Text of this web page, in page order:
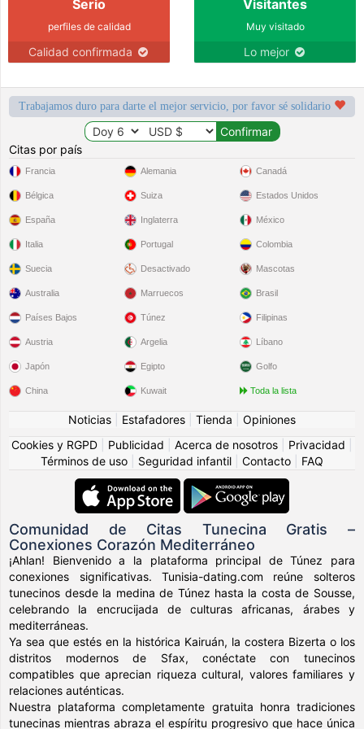
Serio
perfiles de calidad
Calidad confirmada
Visitantes
Muy visitado
Lo mejor
Trabajamos duro para darte el mejor servicio, por favor sé solidario
Citas por país
Francia
Bélgica
España
Italia
Suecia
Alemania
Suiza
Inglaterra
Portugal
Desactivado
Canadá
Estados Unidos
México
Colombia
Mascotas
Australia
Países Bajos
Austria
Japón
China
Marruecos
Túnez
Argelia
Egipto
Kuwait
Brasil
Filipinas
Líbano
Golfo
Toda la lista
Noticias Estafadores Tienda
Opiniones
Cookies y RGPD
Publicidad Acerca de nosotros Privacidad
Términos de uso
Seguridad infantil Contacto FAQ
Comunidad de Citas Tunecina Gratis –
Conexiones Corazón Mediterráneo
¡Ahlan! Bienvenido a la plataforma principal de Túnez para
conexiones significativas. Tunisia-dating.com reúne solteros
tunecinos desde la medina de Túnez hasta la costa de Sousse,
celebrando la encrucijada de culturas africanas, árabes y
mediterráneas.
Ya sea que estés en la histórica Kairuán, la costera Bizerta o los
distritos modernos de Sfax, conéctate con tunecinos
compatibles que aprecian riqueza cultural, valores familiares y
relaciones auténticas.
Nuestra plataforma completamente gratuita honra tradiciones
tunecinas mientras abraza el espíritu progresivo que hace única